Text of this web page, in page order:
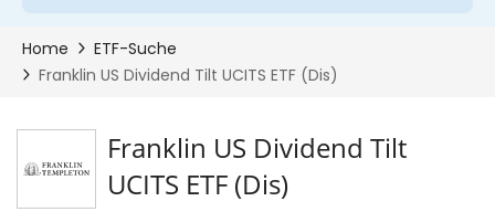
Franklin US Dividend Tilt
UCITS ETF (Dis)